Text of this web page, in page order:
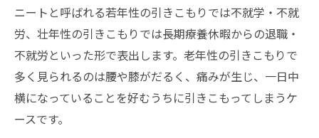
ニートと呼ばれる若年性の引きこもりでは不就学・不就
労、壮年性の引きこもりでは長期療養休暇からの退職・
不就労といった形で表出します。老年性の引きこもりで
多く見られるのは腰や膝がだるく、痛みが生じ、一日中
横になっていることを好むうちに引きこもってしまうケ
ースです。